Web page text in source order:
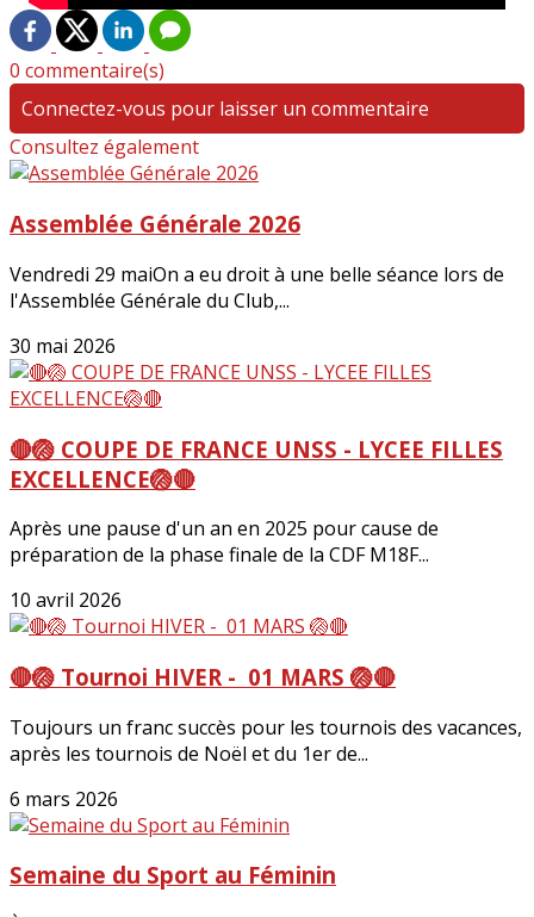
0 commentaire(s)
Connectez-vous pour laisser un commentaire
Consultez également
Assemblée Générale 2026
Vendredi 29 maiOn a eu droit à une belle séance lors de
l'Assemblée Générale du Club,...
30 mai 2026
🔴🏐 COUPE DE FRANCE UNSS - LYCEE FILLES
EXCELLENCE🏐🔴
Après une pause d'un an en 2025 pour cause de
préparation de la phase finale de la CDF M18F...
10 avril 2026
🔴🏐 Tournoi HIVER - 01 MARS 🏐🔴
Toujours un franc succès pour les tournois des vacances,
après les tournois de Noël et du 1er de...
6 mars 2026
Semaine du Sport au Féminin